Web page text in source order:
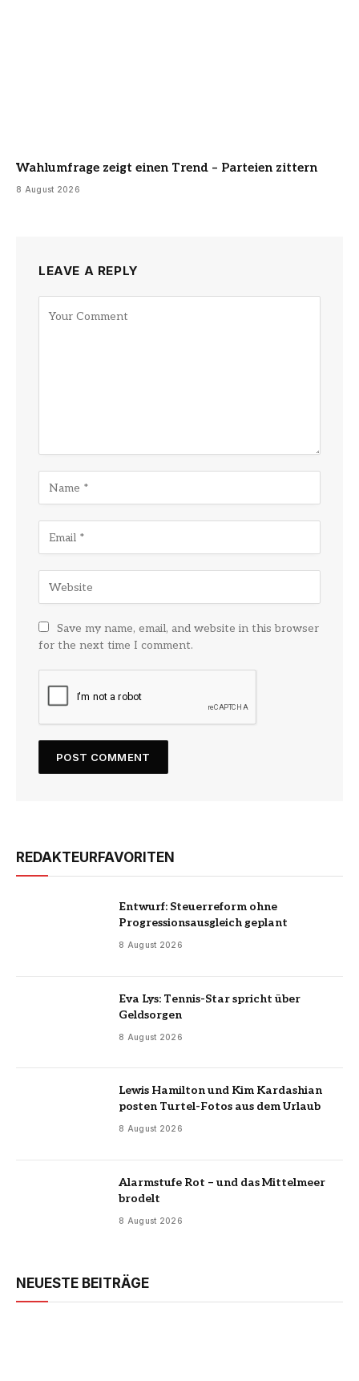
Wahlumfrage zeigt einen Trend – Parteien zittern
8 August 2026
LEAVE A REPLY
Save my name, email, and website in this browser
for the next time I comment.
REDAKTEURFAVORITEN
Entwurf: Steuerreform ohne
Progressionsausgleich geplant
8 August 2026
Eva Lys: Tennis-Star spricht über
Geldsorgen
8 August 2026
Lewis Hamilton und Kim Kardashian
posten Turtel-Fotos aus dem Urlaub
8 August 2026
Alarmstufe Rot – und das Mittelmeer
brodelt
8 August 2026
NEUESTE BEITRÄGE